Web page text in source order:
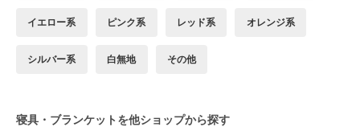
イエロー系 ピンク系 レッド系 オレンジ系
シルバー系 白無地 その他
寝具・ブランケットを他ショップから探す